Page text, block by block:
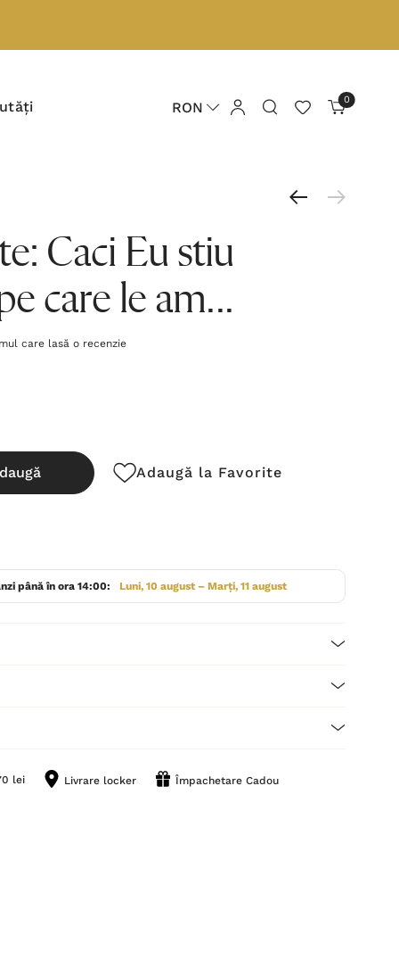
RON 0
Caci Eu stiu
care le am...
care lasă o recenzie
Adaugă la Favorite
până în ora 14:00: Luni, 10 august – Marți, 11 august
lei Livrare locker Împachetare Cadou